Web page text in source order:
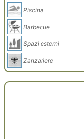
Piscina
Barbecue
Spazi esterni
Zanzariere